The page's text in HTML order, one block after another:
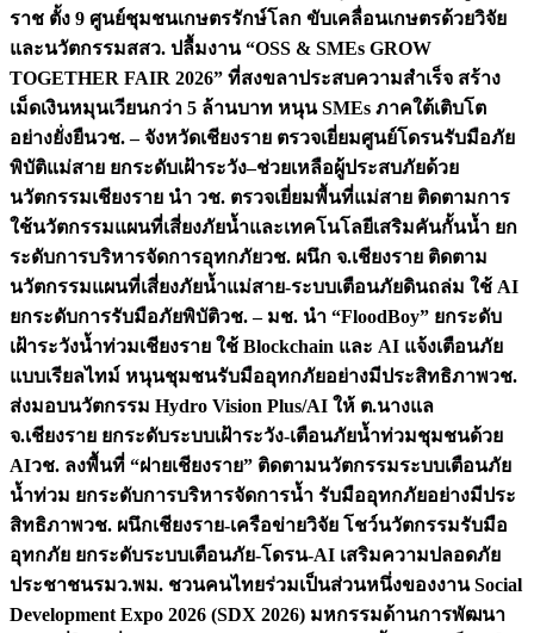
ราช ตั้ง 9 ศูนย์ชุมชนเกษตรรักษ์โลก ขับเคลื่อนเกษตรด้วยวิจัย
และนวัตกรรมสสว. ปลื้มงาน “OSS & SMEs GROW
TOGETHER FAIR 2026” ที่สงขลาประสบความสำเร็จ สร้าง
เม็ดเงินหมุนเวียนกว่า 5 ล้านบาท หนุน SMEs ภาคใต้เติบโต
อย่างยั่งยืนวช. – จังหวัดเชียงราย ตรวจเยี่ยมศูนย์โดรนรับมือภัย
พิบัติแม่สาย ยกระดับเฝ้าระวัง–ช่วยเหลือผู้ประสบภัยด้วย
นวัตกรรมเชียงราย นำ วช. ตรวจเยี่ยมพื้นที่แม่สาย ติดตามการ
ใช้นวัตกรรมแผนที่เสี่ยงภัยน้ำและเทคโนโลยีเสริมคันกั้นน้ำ ยก
ระดับการบริหารจัดการอุทกภัยวช. ผนึก จ.เชียงราย ติดตาม
นวัตกรรมแผนที่เสี่ยงภัยน้ำแม่สาย-ระบบเตือนภัยดินถล่ม ใช้ AI
ยกระดับการรับมือภัยพิบัติวช. – มช. นำ “FloodBoy” ยกระดับ
เฝ้าระวังน้ำท่วมเชียงราย ใช้ Blockchain และ AI แจ้งเตือนภัย
แบบเรียลไทม์ หนุนชุมชนรับมืออุทกภัยอย่างมีประสิทธิภาพวช.
ส่งมอบนวัตกรรม Hydro Vision Plus/AI ให้ ต.นางแล
จ.เชียงราย ยกระดับระบบเฝ้าระวัง-เตือนภัยน้ำท่วมชุมชนด้วย
AIวช. ลงพื้นที่ “ฝายเชียงราย” ติดตามนวัตกรรมระบบเตือนภัย
น้ำท่วม ยกระดับการบริหารจัดการน้ำ รับมืออุทกภัยอย่างมีประ
สิทธิภาพวช. ผนึกเชียงราย-เครือข่ายวิจัย โชว์นวัตกรรมรับมือ
อุทกภัย ยกระดับระบบเตือนภัย-โดรน-AI เสริมความปลอดภัย
ประชาชนรมว.พม. ชวนคนไทยร่วมเป็นส่วนหนึ่งของงาน Social
Development Expo 2026 (SDX 2026) มหกรรมด้านการพัฒนา